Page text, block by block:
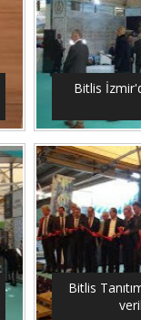
Bitlis
Bitlis